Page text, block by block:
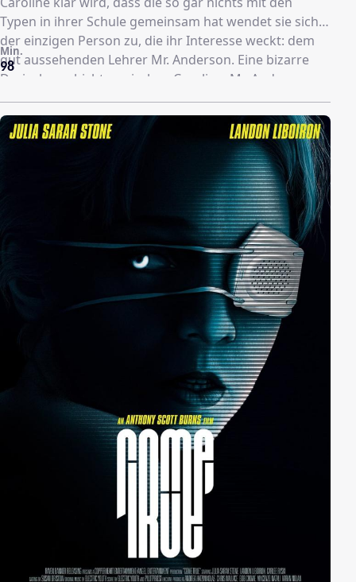
Typen in ihrer Schule gemeinsam hat wendet sie sich
der einzigen Person zu, die ihr Interesse weckt: dem
gut aussehenden Lehrer Mr. Anderson. Eine bizarre
Dreieckgeschichte zwischen Caroline, Mr. Anderson
und einem niedlichen, aber problemgebeutelten
Klassenkameraden nimmt ihren Lauf… eine moderne
Geschichte über das Erwachsenwerden mit coolem
98
Min.